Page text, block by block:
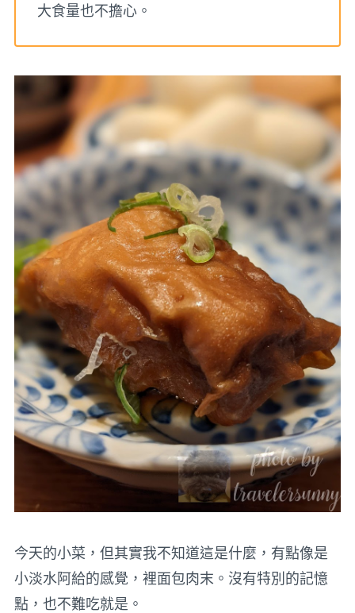
大食量也不擔心。
今天的小菜，但其實我不知道這是什麼，有點像是
小淡水阿給的感覺，裡面包肉末。沒有特別的記憶
點，也不難吃就是。